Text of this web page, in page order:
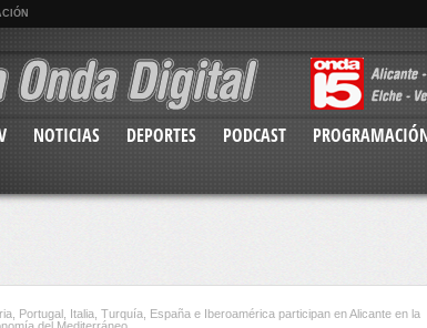
NOTICIAS DEPORTES PODCAST
Portugal, Italia, Turquía, España e Iberoamérica participan en Alicante en la